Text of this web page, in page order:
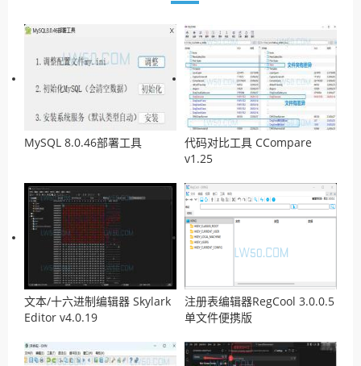
MySQL 8.0.46部署工具
代码对比工具 CCompare
v1.25
文本/十六进制编辑器 Skylark
Editor v4.0.19
注册表编辑器RegCool 3.0.0.5
单文件便携版